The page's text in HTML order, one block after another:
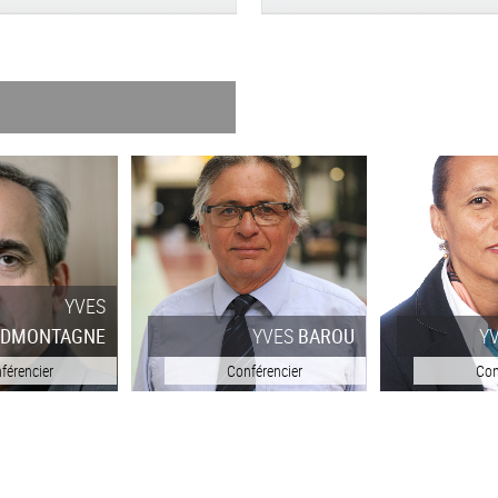
YVESBAROU YVELISE LEBON
Conférencier